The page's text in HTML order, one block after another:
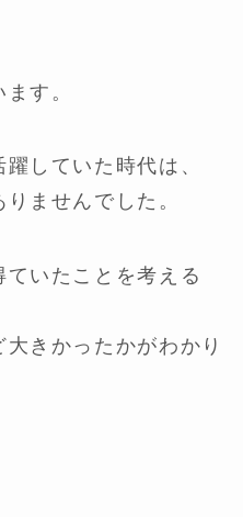
す。
していた時代は、
ませんでした。
いたことを考える
きかったかがわかり